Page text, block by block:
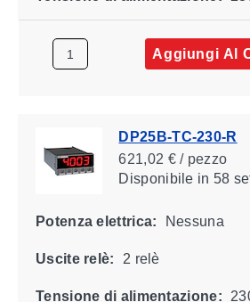
Aggiungi Al
DP25B-TC-230-R
621,02 € / pezzo
Disponibile in 58
Potenza elettrica: Nessuna
Uscite relè: 2 relè
Tensione di alimentazione: